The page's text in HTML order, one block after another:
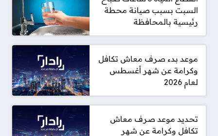
السبت بسبب صيانة محطة
رئيسية بالمحافظة
موعد بدء صرف معاش تكافل
وكرامة عن شهر أغسطس
لعام 2026
تحديد موعد صرف معاش
تكافل وكرامة عن شهر